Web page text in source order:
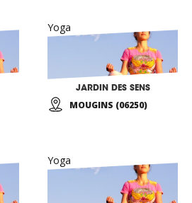
Yoga
JARDIN DES SENS
MOUGINS (06250)
Yoga